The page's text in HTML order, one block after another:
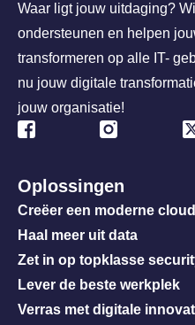
Waar ligt jouw uitdaging?
ondersteunen en helpen
transformeren op alle IT-
nu jouw digitale
jouw organisatie!
Oplossingen
Creëer een moderne cloud
Haal meer uit data
Zet in op topklasse
Lever de beste werkplek
Verras met digitale